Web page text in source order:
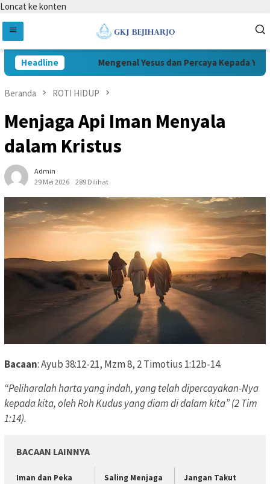
Loncat ke konten
Headline Mengenal Yesus dan Percaya Kepada Yesus
Beranda ROTI HIDUP
Menjaga Api Iman Menyala
dalam Kristus
Admin
29 Mei 2026
289 Dilihat
Bacaan: Ayub 38:12-21, Mzm 8, 2 Timotius 1:12b-14.
“Peliharalah harta yang indah, yang telah dipercayakan-Nya
kepada kita, oleh Roh Kudus yang diam di dalam kita” (2 Tim
1:14).
BACAAN LAINNYA
Iman dan Peka Saling Menjaga
Jangan Takut